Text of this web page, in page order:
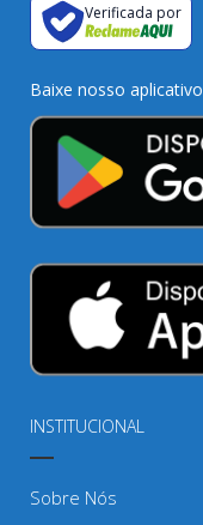
Verificada por
Baixe nosso aplicativo
INSTITUCIONAL
Sobre Nós